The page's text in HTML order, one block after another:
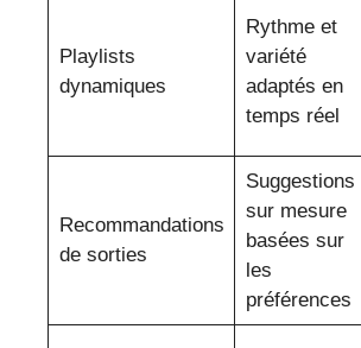
Playlists
dynamiques
Rythme et
variété
adaptés en
temps réel
Recommandations
de sorties
Suggestions
sur mesure
basées sur
les
préférences